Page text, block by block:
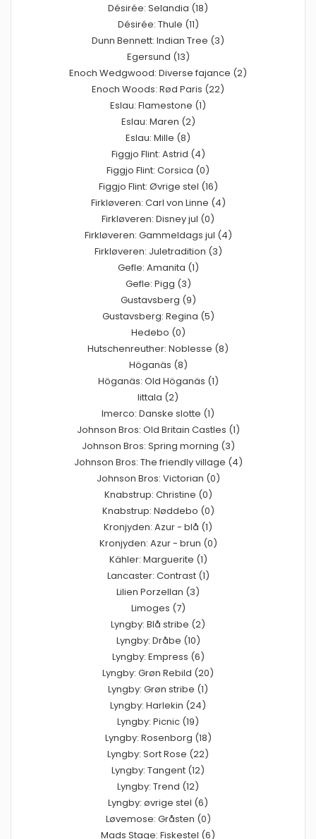
Désirée: Selandia (18)
Désirée: Thule (11)
Dunn Bennett: Indian Tree (3)
Egersund (13)
Enoch Wedgwood: Diverse fajance (2)
Enoch Woods: Rød Paris (22)
Eslau: Flamestone (1)
Eslau: Maren (2)
Eslau: Mille (8)
Figgjo Flint: Astrid (4)
Figgjo Flint: Corsica (0)
Figgjo Flint: Øvrige stel (16)
Firkløveren: Carl von Linne (4)
Firkløveren: Disney jul (0)
Firkløveren: Gammeldags jul (4)
Firkløveren: Juletradition (3)
Gefle: Amanita (1)
Gefle: Pigg (3)
Gustavsberg (9)
Gustavsberg: Regina (5)
Hedebo (0)
Hutschenreuther: Noblesse (8)
Höganäs (8)
Höganäs: Old Höganäs (1)
Iittala (2)
Imerco: Danske slotte (1)
Johnson Bros: Old Britain Castles (1)
Johnson Bros: Spring morning (3)
Johnson Bros: The friendly village (4)
Johnson Bros: Victorian (0)
Knabstrup: Christine (0)
Knabstrup: Nøddebo (0)
Kronjyden: Azur - blå (1)
Kronjyden: Azur - brun (0)
Kähler: Marguerite (1)
Lancaster: Contrast (1)
Lilien Porzellan (3)
Limoges (7)
Lyngby: Blå stribe (2)
Lyngby: Dråbe (10)
Lyngby: Empress (6)
Lyngby: Grøn Rebild (20)
Lyngby: Grøn stribe (1)
Lyngby: Harlekin (24)
Lyngby: Picnic (19)
Lyngby: Rosenborg (18)
Lyngby: Sort Rose (22)
Lyngby: Tangent (12)
Lyngby: Trend (12)
Lyngby: øvrige stel (6)
Løvemose: Gråsten (0)
Mads Stage: Fiskestel (6)